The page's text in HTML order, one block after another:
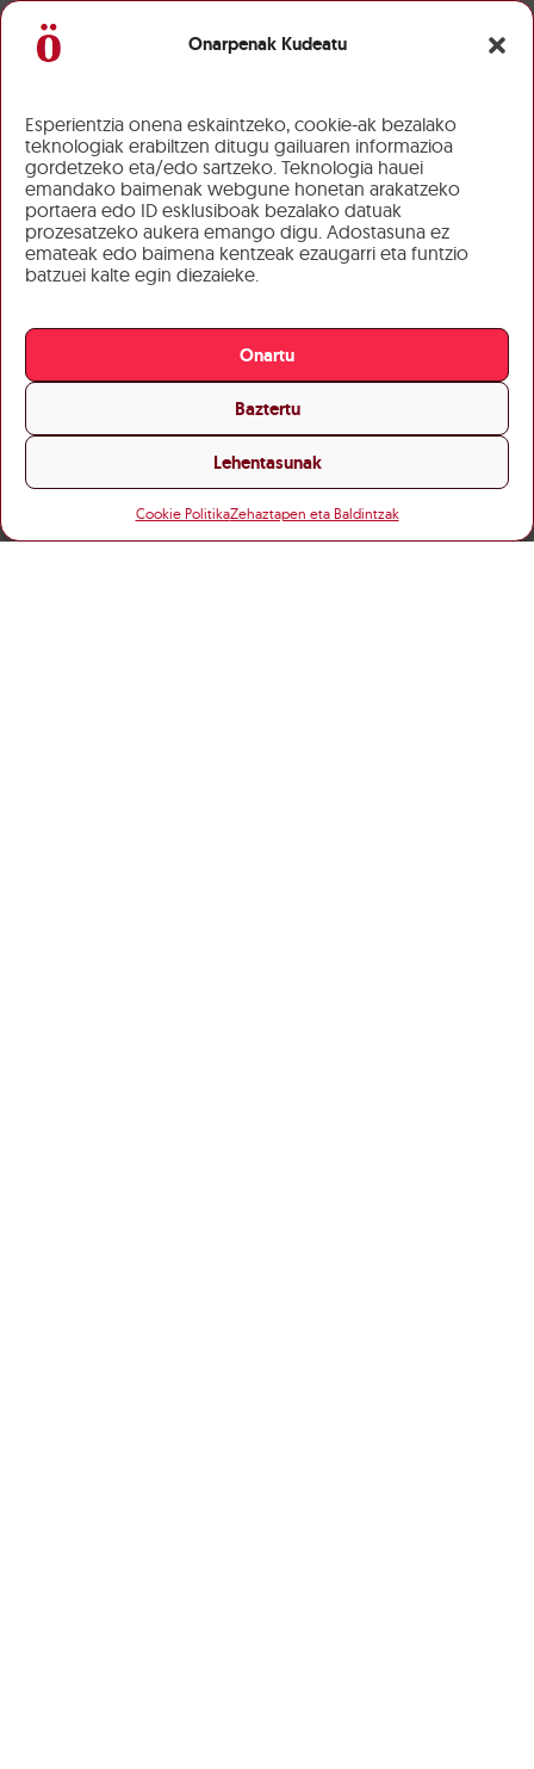
Onarpenak Kudeatu
Esperientzia onena eskaintzeko, cookie-ak bezalako
teknologiak erabiltzen ditugu gailuaren informazioa
gordetzeko eta/edo sartzeko. Teknologia hauei
emandako baimenak webgune honetan arakatzeko
portaera edo ID esklusiboak bezalako datuak
prozesatzeko aukera emango digu. Adostasuna ez
emateak edo baimena kentzeak ezaugarri eta funtzio
batzuei kalte egin diezaieke.
Onartu
Baztertu
Lehentasunak
Cookie PolitikaZehaztapen eta Baldintzak